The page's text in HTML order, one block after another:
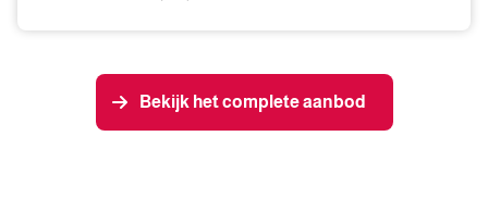
Bekijk het complete aanbod